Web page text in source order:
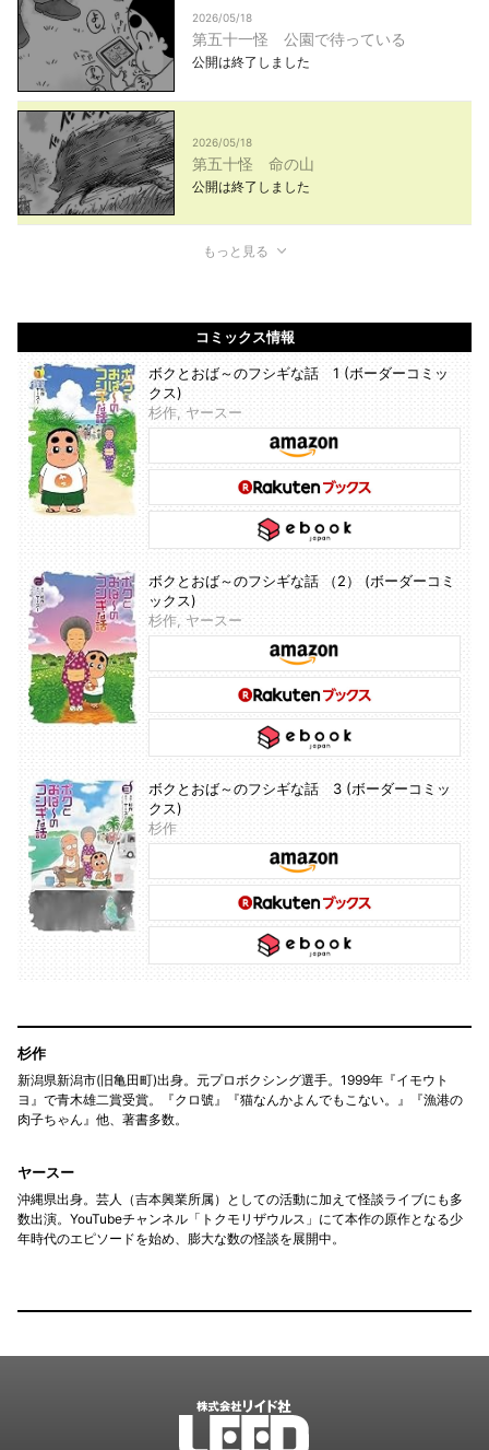
2026/05/18
第五十一怪 公園で待っている
公開は終了しました
2026/05/18
第五十怪 命の山
公開は終了しました
もっと見る
コミックス情報
ボクとおば～のフシギな話 1 (ボーダーコミッ
クス)
杉作, ヤースー
ボクとおば～のフシギな話 （2） (ボーダーコミ
ックス)
杉作, ヤースー
ボクとおば～のフシギな話 3 (ボーダーコミッ
クス)
杉作
杉作
新潟県新潟市(旧亀田町)出身。元プロボクシング選手。1999年『イモウト
ヨ』で青木雄二賞受賞。『クロ號』『猫なんかよんでもこない。』『漁港の
肉子ちゃん』他、著書多数。
ヤースー
沖縄県出身。芸人（吉本興業所属）としての活動に加えて怪談ライブにも多
数出演。YouTubeチャンネル「トクモリザウルス」にて本作の原作となる少
年時代のエピソードを始め、膨大な数の怪談を展開中。
LEED